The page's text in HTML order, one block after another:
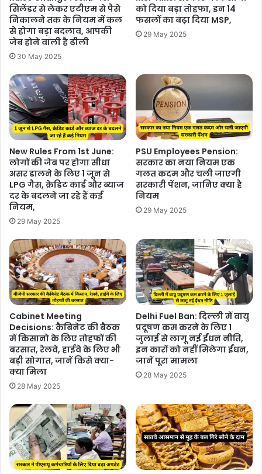
सिलेंडर से लेकर एटीएम से पैसे
निकालने तक के नियम में कल
से होगा बड़ा बदलाव, आपकी
जेब होने वाली है ढीली
30 May 2025
को दिया बड़ा तोहफा, इन 14
फसलों का बढ़ा दिया MSP,
29 May 2025
New Rules From 1st June:
लोगों की जेब पर होगा सीधा
असर डालने के लिए 1 जून से
LPG गैस, क्रेड‍िट कार्ड और ब्‍याज
दर के बदलने जा रहे हैं कई
नियम,
29 May 2025
PSU Employees Pension:
सरकार का नया नियम एक
गलत कदम और चली जाएगी
सरकारी पेंशन, जानिए क्या है
नियम
29 May 2025
Cabinet Meeting
Decisions: कैबिनेट की बैठक
में किसानो के लिए तोहफों की
बरसात, रेलवे, हाईवे के लिए भी
बड़ी सोगात, जानें किसे क्या-
क्या मिला
28 May 2025
Delhi Fuel Ban: दिल्ली में वायु
प्रदूषण कम करने के लिए 1
जुलाई से लागू नई ईंधन नीति,
इन कारों को नहीं मिलेगा ईंधन,
जानें पूरा मामला
28 May 2025